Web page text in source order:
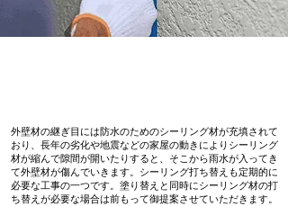
外壁材の継ぎ目には防水のためのシーリング材が充填されて
おり、長年の劣化や地震などの家屋の動きによりシーリング
材が縮んで隙間が開いたりすると、そこから雨水が入ってき
て外壁材が傷んでいきます。シーリング打ち替えも定期的に
必要な工事の一つです。塗り替えと同時にシーリング材の打
ち替えが必要な場合は前もって御提案させていただきます。